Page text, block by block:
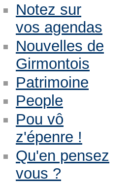
Notez sur
vos agendas
Nouvelles de
Girmontois
Patrimoine
People
Pou vô
z'épenre !
Qu'en pensez
vous ?